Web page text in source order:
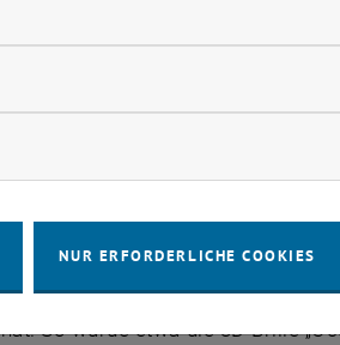
in den Gaming-Alltag finden.
die Bewegungen der Füße zu
einem Gürtel festgehalten,
sich der Gürtel vertikal mit.
gleiten – in gewöhnlichen
Prototyp vorgestellt, nun soll der
Crowdfunding-Plattform, die
So wurde etwa die 3D-Brille
NUR ERFORDERLICHE COOKIES